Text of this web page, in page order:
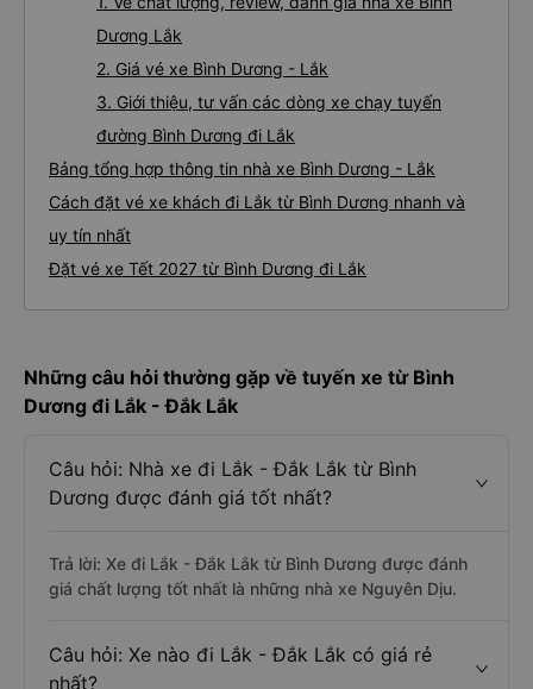
Dương Lắk
2. Giá vé xe Bình Dương - Lắk
3. Giới thiệu, tư vấn các dòng xe chạy tuyến
đường Bình Dương đi Lắk
Bảng tổng hợp thông tin nhà xe Bình Dương - Lắk
Cách đặt vé xe khách đi Lắk từ Bình Dương nhanh và
uy tín nhất
Đặt vé xe Tết 2027 từ Bình Dương đi Lắk
Những câu hỏi thường gặp về tuyến xe từ Bình
Dương đi Lắk - Đắk Lắk
Câu hỏi: Nhà xe đi Lắk - Đắk Lắk từ Bình
Dương được đánh giá tốt nhất?
Trả lời: Xe đi Lắk - Đắk Lắk từ Bình Dương được đánh
giá chất lượng tốt nhất là những nhà xe Nguyên Dịu.
Câu hỏi: Xe nào đi Lắk - Đắk Lắk có giá rẻ
nhất?